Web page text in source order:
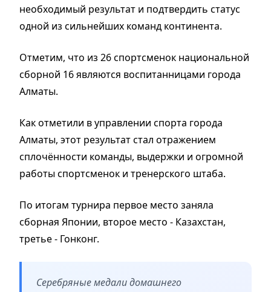
необходимый результат и подтвердить статус
одной из сильнейших команд континента.
Отметим, что из 26 спортсменок национальной
сборной 16 являются воспитанницами города
Алматы.
Как отметили в управлении спорта города
Алматы, этот результат стал отражением
сплочённости команды, выдержки и огромной
работы спортсменок и тренерского штаба.
По итогам турнира первое место заняла
сборная Японии, второе место - Казахстан,
третье - Гонконг.
Серебряные медали домашнего